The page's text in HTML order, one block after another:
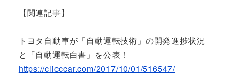
【関連記事】
トヨタ自動車が「自動運転技術」の開発進捗状況
と「自動運転白書」を公表！
https://clicccar.com/2017/10/01/516547/